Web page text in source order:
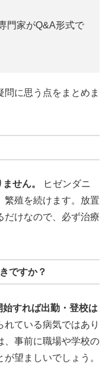
門家がQ&A形式で
に思う点をまとめま
せん。
ヒゼンダニ
繁殖を続けます。放置
だけなので、必ず治療
ですか？
始すれば出勤・登校は
ている病気ではあり
、事前に職場や学校の
望ましいでしょう。